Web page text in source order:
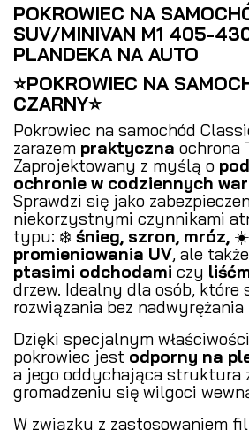
POKROWIEC NA
SUV/MINIVAN M1 405-
PLANDEKA NA AUTO
⭐POKROWIEC NA
CZARNY⭐
Pokrowiec na samochód
zarazem praktyczna ochrona
Zaprojektowany z myślą o
ochronie w codziennych
Sprawdzi się jako
niekorzystnymi czynnikami
typu: ❄️ śnieg, szron, mróz, ☀️
promieniowania UV, ale
ptasimi odchodami czy
drzew. Idealny dla osób, które
rozwiązania bez nadwyrężania
Dzięki specjalnym
pokrowiec jest odporny na
a jego oddychająca struktura
gromadzeniu się wilgoci
W związku z zastosowaniem